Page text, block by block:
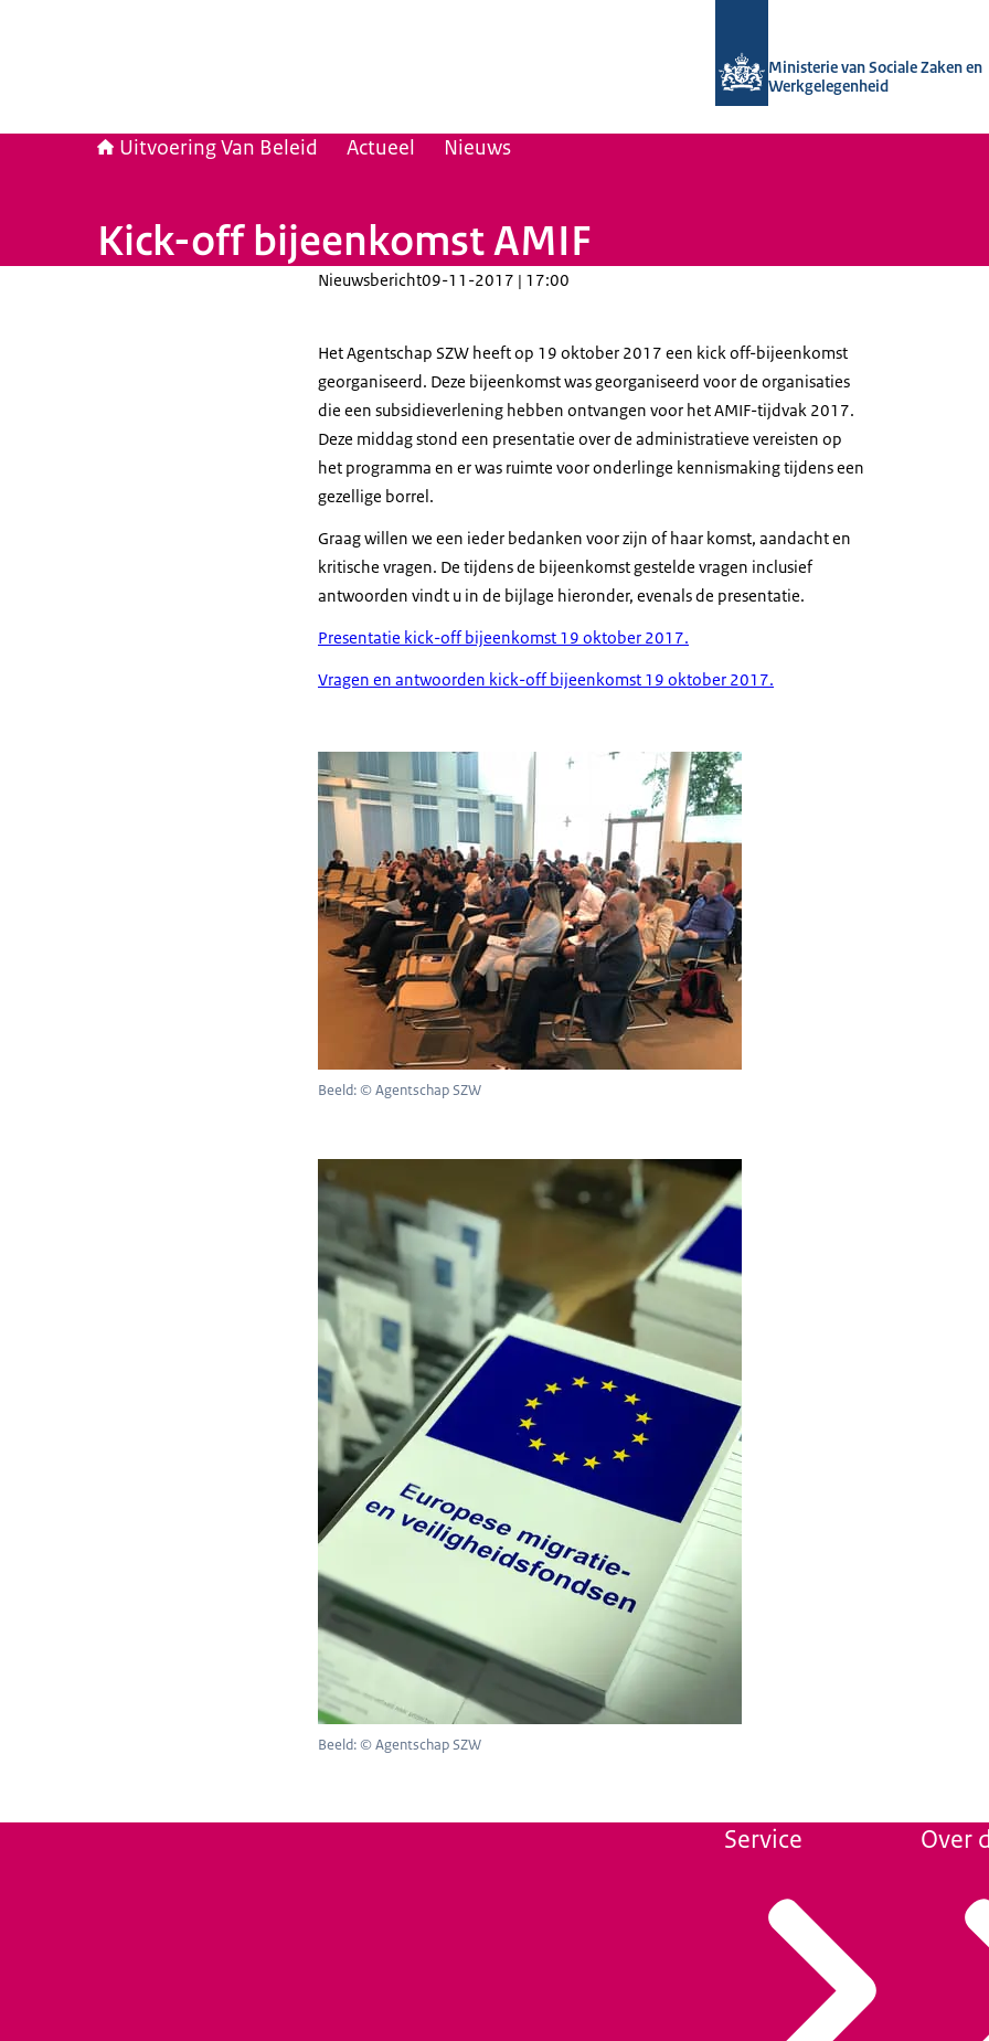
Ministerie van Sociale Zaken en
Werkgelegenheid
Uitvoering Van Beleid Actueel Nieuws
Kick-off bijeenkomst AMIF
Nieuwsbericht09-11-2017 | 17:00
Het Agentschap SZW heeft op 19 oktober 2017 een kick off-bijeenkomst
georganiseerd. Deze bijeenkomst was georganiseerd voor de organisaties
die een subsidieverlening hebben ontvangen voor het AMIF-tijdvak 2017.
Deze middag stond een presentatie over de administratieve vereisten op
het programma en er was ruimte voor onderlinge kennismaking tijdens een
gezellige borrel.
Graag willen we een ieder bedanken voor zijn of haar komst, aandacht en
kritische vragen. De tijdens de bijeenkomst gestelde vragen inclusief
antwoorden vindt u in de bijlage hieronder, evenals de presentatie.
Presentatie kick-off bijeenkomst 19 oktober 2017.
Vragen en antwoorden kick-off bijeenkomst 19 oktober 2017.
Beeld: © Agentschap SZW
Beeld: © Agentschap SZW
Service Over